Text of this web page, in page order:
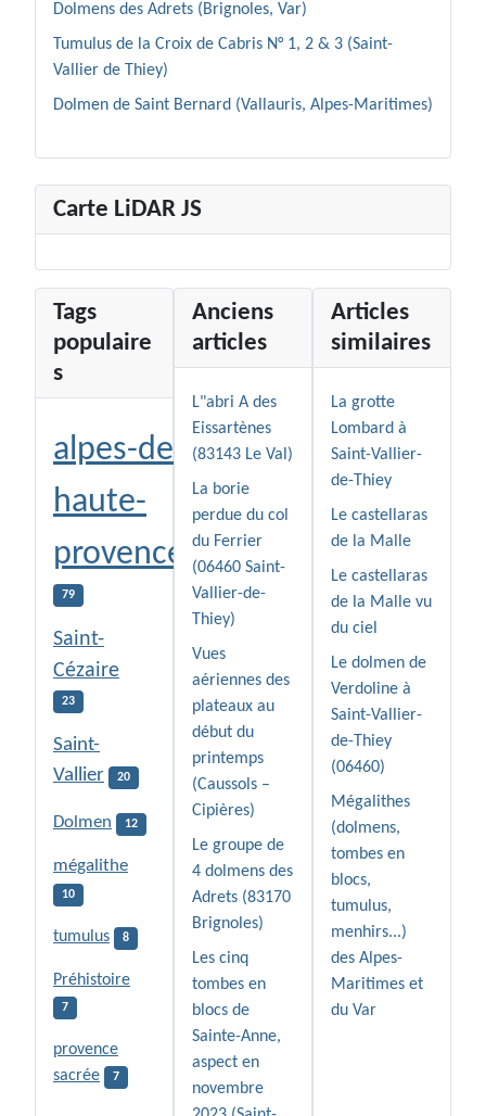
Dolmens des Adrets (Brignoles, Var)
Tumulus de la Croix de Cabris N° 1, 2 & 3 (Saint-
Vallier de Thiey)
Dolmen de Saint Bernard (Vallauris, Alpes-Maritimes)
Carte LiDAR JS
Tags
populaire
s
alpes-de-
haute-
provence
79
Saint-
Cézaire
23
Saint-
Vallier
20
Dolmen 12
mégalithe
10
tumulus 8
Préhistoire
7
provence
sacrée
7
Anciens
articles
L"abri A des
Eissartènes
(83143 Le Val)
La borie
perdue du col
du Ferrier
(06460 Saint-
Vallier-de-
Thiey)
Vues
aériennes des
plateaux au
début du
printemps
(Caussols –
Cipières)
Le groupe de
4 dolmens des
Adrets (83170
Brignoles)
Les cinq
tombes en
blocs de
Sainte-Anne,
aspect en
novembre
Articles
similaires
La grotte
Lombard à
Saint-Vallier-
de-Thiey
Le castellaras
de la Malle
Le castellaras
de la Malle vu
du ciel
Le dolmen de
Verdoline à
Saint-Vallier-
de-Thiey
(06460)
Mégalithes
(dolmens,
tombes en
blocs,
tumulus,
menhirs...)
des Alpes-
Maritimes et
du Var